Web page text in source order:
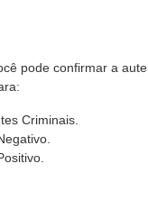
pode confirmar a
Criminais.